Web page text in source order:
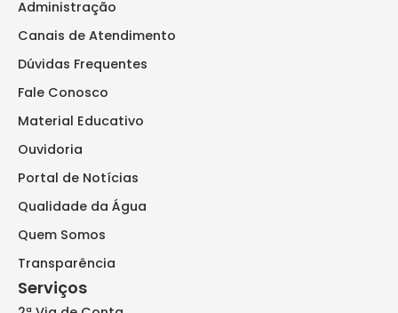
Administração
Canais de Atendimento
Dúvidas Frequentes
Fale Conosco
Material Educativo
Ouvidoria
Portal de Notícias
Qualidade da Água
Quem Somos
Transparência
Serviços